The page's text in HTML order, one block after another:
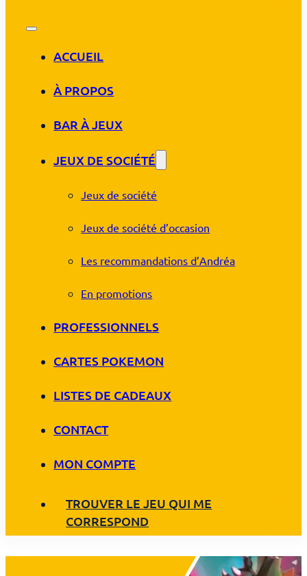
ACCUEIL
À PROPOS
BAR À JEUX
JEUX DE SOCIÉTÉ
Jeux de société
Jeux de société d’occasion
Les recommandations d’Andréa
En promotions
PROFESSIONNELS
CARTES POKEMON
LISTES DE CADEAUX
CONTACT
MON COMPTE
TROUVER LE JEU QUI ME
CORRESPOND